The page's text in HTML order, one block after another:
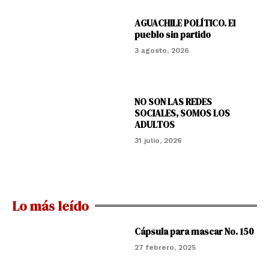
AGUACHILE POLÍTICO. El
pueblo sin partido
3 agosto, 2026
NO SON LAS REDES
SOCIALES, SOMOS LOS
ADULTOS
31 julio, 2026
Lo más leído
Cápsula para mascar No. 150
27 febrero, 2025